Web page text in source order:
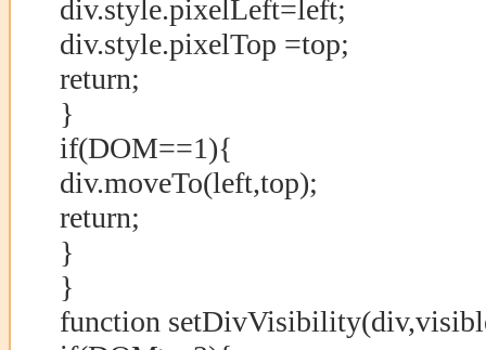
div.style.pixelLeft=left;
div.style.pixelTop =top;
return;
}
if(DOM==1){
div.moveTo(left,top);
return;
}
}
function